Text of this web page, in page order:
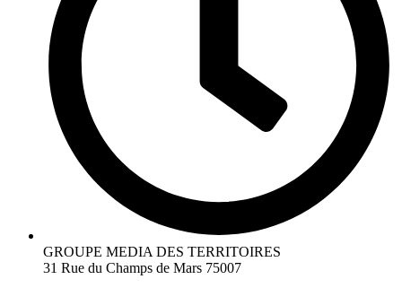
GROUPE MEDIA DES TERRITOIRES
31 Rue du Champs de Mars 75007